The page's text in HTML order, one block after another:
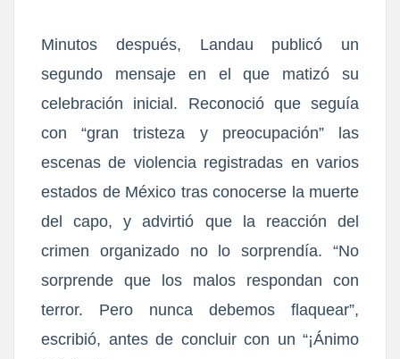
Minutos después, Landau publicó un
segundo mensaje en el que matizó su
celebración inicial. Reconoció que seguía
con “gran tristeza y preocupación” las
escenas de violencia registradas en varios
estados de México tras conocerse la muerte
del capo, y advirtió que la reacción del
crimen organizado no lo sorprendía. “No
sorprende que los malos respondan con
terror. Pero nunca debemos flaquear”,
escribió, antes de concluir con un “¡Ánimo